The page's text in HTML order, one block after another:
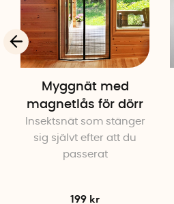
Myggnät med
magnetlås för dörr
Insektsnät som stänger
sig självt efter att du
passerat
199 kr